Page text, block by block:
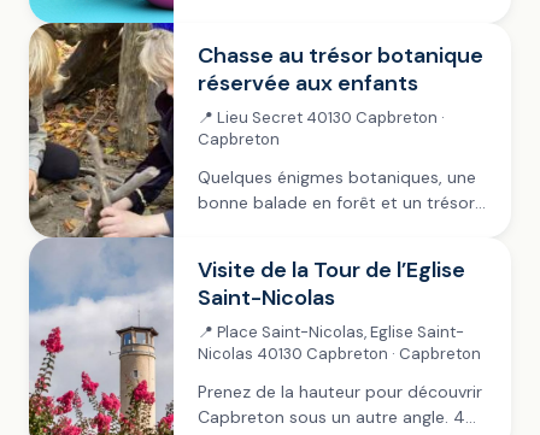
~ vendredi Payant :...
Chasse au trésor botanique
réservée aux enfants
📍 Lieu Secret 40130 Capbreton ·
Capbreton
Quelques énigmes botaniques, une
bonne balade en forêt et un trésor
s’amusant. Tenue et chaussures
adaptées à...
Visite de la Tour de l’Eglise
Saint-Nicolas
📍 Place Saint-Nicolas, Eglise Saint-
Nicolas 40130 Capbreton · Capbreton
Prenez de la hauteur pour découvrir
Capbreton sous un autre angle. 4